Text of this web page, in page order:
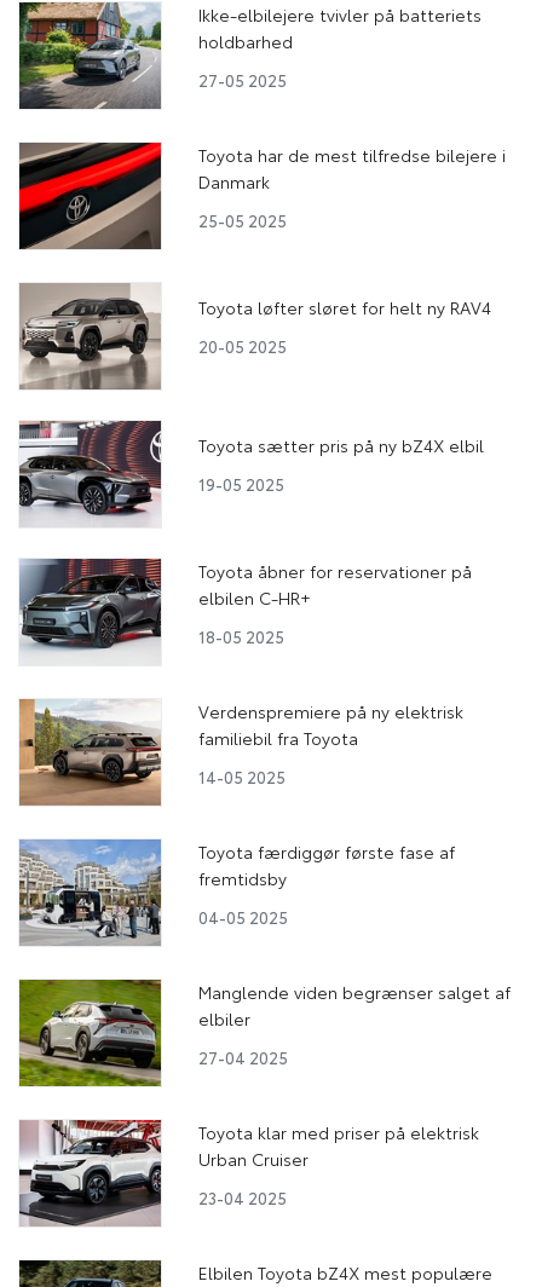
Ikke-elbilejere tvivler på batteriets
holdbarhed
27-05 2025
Toyota har de mest tilfredse bilejere i
Danmark
25-05 2025
Toyota løfter sløret for helt ny RAV4
20-05 2025
Toyota sætter pris på ny bZ4X elbil
19-05 2025
Toyota åbner for reservationer på
elbilen C-HR+
18-05 2025
Verdenspremiere på ny elektrisk
familiebil fra Toyota
14-05 2025
Toyota færdiggør første fase af
fremtidsby
04-05 2025
Manglende viden begrænser salget af
elbiler
27-04 2025
Toyota klar med priser på elektrisk
Urban Cruiser
23-04 2025
Elbilen Toyota bZ4X mest populære